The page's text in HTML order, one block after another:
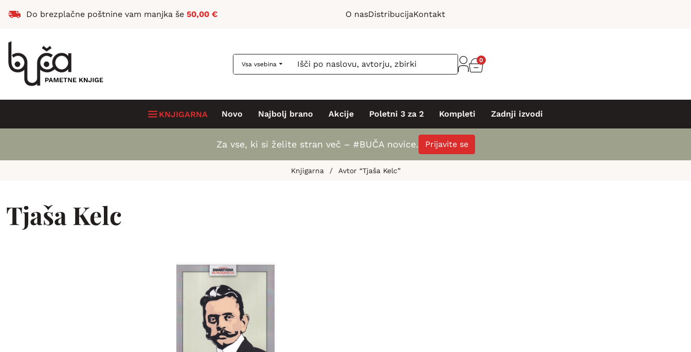
Do brezplačne poštnine vam manjka še 50,00 € O nasDistribucijaKontakt
Vsa vsebina
0
KNJIGARNA Novo Najbolj brano Akcije Poletni 3 za 2 Kompleti Zadnji izvodi
Za vse, ki si želite stran več – #BUČA novice. Prijavite se
Knjigarna / Avtor “Tjaša Kelc”
Tjaša Kelc